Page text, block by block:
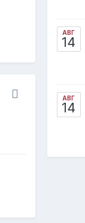
АВГ
14
АВГ
14